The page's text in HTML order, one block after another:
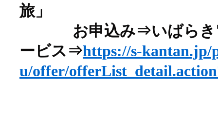
旅」
お申込み⇒いばらき電
ービス⇒https://s-
u/offer/